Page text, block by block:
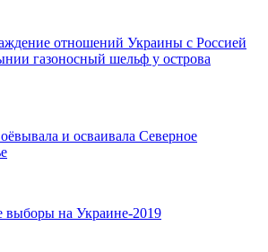
отношений Украины с Россией
газоносный шельф у острова
и осваивала Северное
выборы на Украине-2019